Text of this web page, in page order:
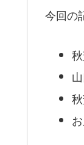
今回の